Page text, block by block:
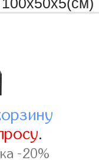
.
-20%